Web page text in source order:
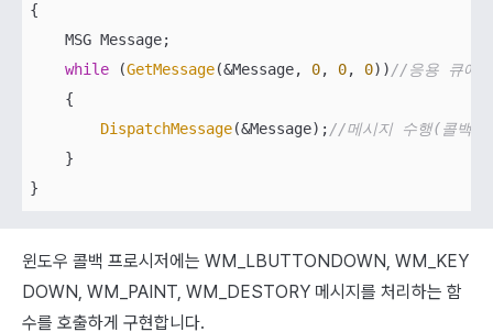
{
    MSG Message;
while (GetMessage(&Message, 0, 0, 0)) //응용 큐에
    {
DispatchMessage(&Message); //메시지 수행(콜백
    }
}
윈도우 콜백 프로시저에는 WM_LBUTTONDOWN, WM_KEY
DOWN, WM_PAINT, WM_DESTORY 메시지를 처리하는 함
수를 호출하게 구현합니다.